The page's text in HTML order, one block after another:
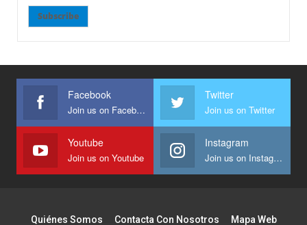
Subscribe
Facebook
Join us on Facebook
Twitter
Join us on Twitter
Youtube
Join us on Youtube
Instagram
Join us on Instagram
Quiénes Somos Contacta Con Nosotros Mapa Web